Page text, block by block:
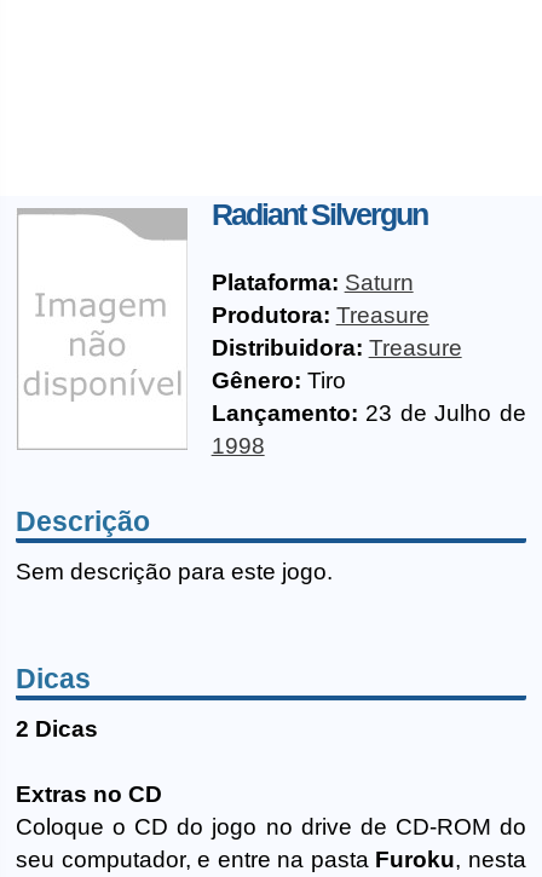
Radiant Silvergun
Plataforma: Saturn
Produtora: Treasure
Distribuidora: Treasure
Gênero: Tiro
Lançamento: 23 de Julho de
1998
Descrição
Sem descrição para este jogo.
Dicas
2 Dicas
Extras no CD
Coloque o CD do jogo no drive de CD-ROM do
seu computador, e entre na pasta Furoku, nesta